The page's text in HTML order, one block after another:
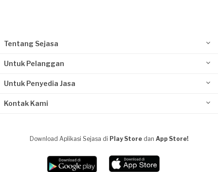
Tentang Sejasa
Untuk Pelanggan
Untuk Penyedia Jasa
Kontak Kami
Download Aplikasi Sejasa di Play Store dan App Store!